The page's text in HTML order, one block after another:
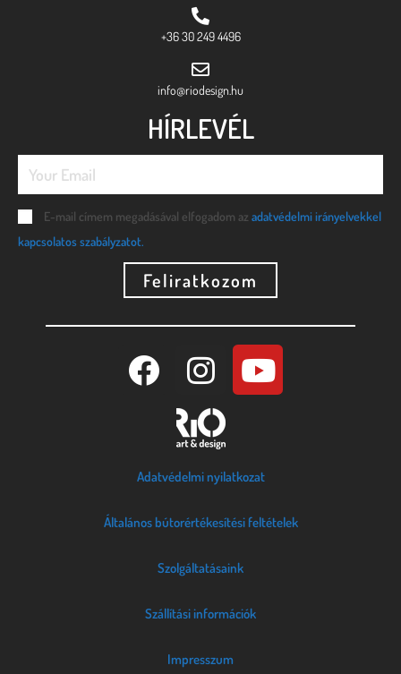
+36 30 249 4496
info@riodesign.hu
HÍRLEVÉL
E-mail címem megadásával elfogadom az adatvédelmi irányelvekkel
kapcsolatos szabályzatot.
Feliratkozom
Adatvédelmi nyilatkozat
Általános bútorértékesítési feltételek
Szolgáltatásaink
Szállítási információk
Impresszum